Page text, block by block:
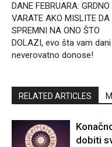
DANE FEBRUARA: GRDNO
VARATE AKO MISLITE DA
SPREMNI NA ONO ŠTO
DOLAZI, evo šta vam dani
neverovatno donose!
RELATED ARTICLES
dobiti